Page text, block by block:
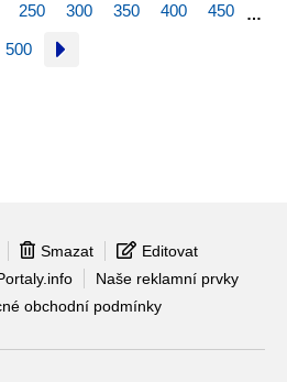
250 300 350 400 450 …
500
Smazat
Editovat
Naše reklamní prvky
obchodní podmínky